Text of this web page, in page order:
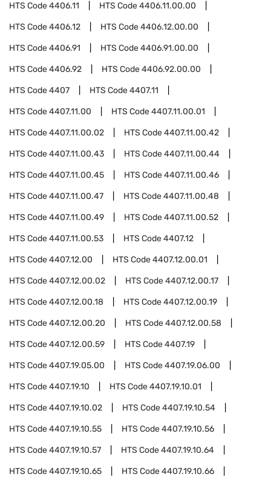
HTS Code4406.11 HTS Code4406.11.00.00
HTS Code4406.12 HTS Code4406.12.00.00
HTS Code4406.91 HTS Code4406.91.00.00
HTS Code4406.92 HTS Code4406.92.00.00
HTS Code4407 HTS Code4407.11
HTS Code4407.11.00 HTS Code4407.11.00.01
HTS Code4407.11.00.02 HTS Code4407.11.00.42
HTS Code4407.11.00.43 HTS Code4407.11.00.44
HTS Code4407.11.00.45 HTS Code4407.11.00.46
HTS Code4407.11.00.47 HTS Code4407.11.00.48
HTS Code4407.11.00.49 HTS Code4407.11.00.52
HTS Code4407.11.00.53 HTS Code4407.12
HTS Code4407.12.00 HTS Code4407.12.00.01
HTS Code4407.12.00.02 HTS Code4407.12.00.17
HTS Code4407.12.00.18 HTS Code4407.12.00.19
HTS Code4407.12.00.20 HTS Code4407.12.00.58
HTS Code4407.12.00.59 HTS Code4407.19
HTS Code4407.19.05.00 HTS Code4407.19.06.00
HTS Code4407.19.10 HTS Code4407.19.10.01
HTS Code4407.19.10.02 HTS Code4407.19.10.54
HTS Code4407.19.10.55 HTS Code4407.19.10.56
HTS Code4407.19.10.57 HTS Code4407.19.10.64
HTS Code4407.19.10.65 HTS Code4407.19.10.66